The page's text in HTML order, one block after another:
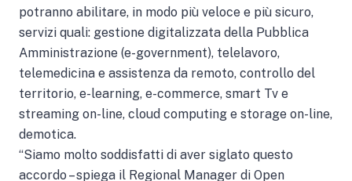
potranno abilitare, in modo più veloce e più sicuro,
servizi quali: gestione digitalizzata della Pubblica
Amministrazione (e-government), telelavoro,
telemedicina e assistenza da remoto, controllo del
territorio, e-learning, e-commerce, smart Tv e
streaming on-line, cloud computing e storage on-line,
demotica.
“Siamo molto soddisfatti di aver siglato questo
accordo – spiega il Regional Manager di Open